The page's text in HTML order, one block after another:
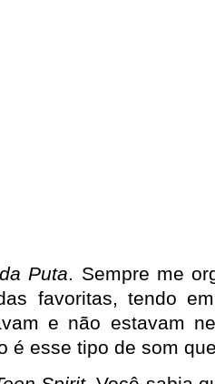
Puta. Sempre me
favoritas, tendo
e não estavam
é esse tipo de som